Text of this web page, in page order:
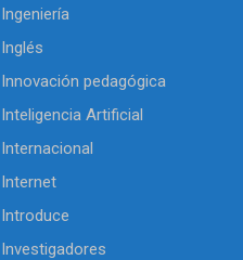
Ingeniería
Inglés
Innovación pedagógica
Inteligencia Artificial
Internacional
Internet
Introduce
Investigadores